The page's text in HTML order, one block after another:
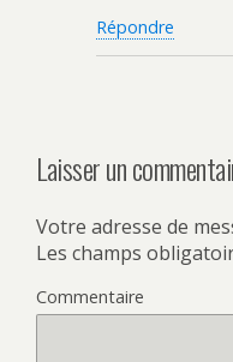
Répondre
Laisser un
Votre adresse de
Les champs
Commentaire